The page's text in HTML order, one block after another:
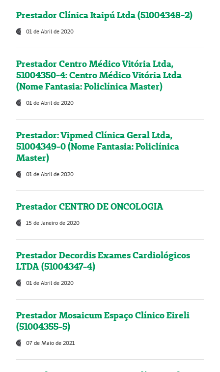
Prestador Clínica Itaipú Ltda (51004348-2)
01 de Abril de 2020
Prestador Centro Médico Vitória Ltda,
51004350-4: Centro Médico Vitória Ltda
(Nome Fantasia: Policlínica Master)
01 de Abril de 2020
Prestador: Vipmed Clínica Geral Ltda,
51004349-0 (Nome Fantasia: Policlínica
Master)
01 de Abril de 2020
Prestador CENTRO DE ONCOLOGIA
15 de Janeiro de 2020
Prestador Decordis Exames Cardiológicos
LTDA (51004347-4)
01 de Abril de 2020
Prestador Mosaicum Espaço Clínico Eireli
(51004355-5)
07 de Maio de 2021